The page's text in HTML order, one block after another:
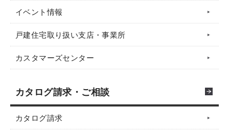
イベント情報
戸建住宅取り扱い支店・事業所
カスタマーズセンター
カタログ請求・ご相談
カタログ請求